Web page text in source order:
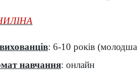
: 6-10 років (молодша
навчання: онлайн